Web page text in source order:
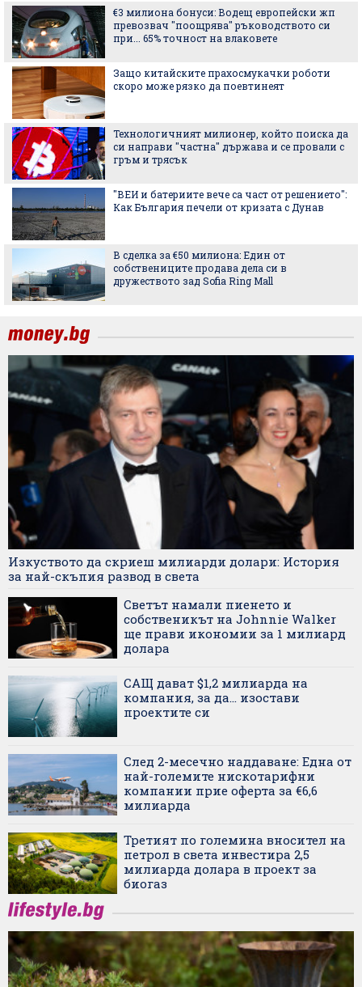
€3 милиона бонуси: Водещ европейски жп
превозвач "поощрява" ръководството си
при... 65% точност на влаковете
Защо китайските прахосмукачки роботи
скоро може рязко да поевтинеят
Технологичният милионер, който поиска да
си направи "частна" държава и се провали с
гръм и трясък
"ВЕИ и батериите вече са част от решението":
Как България печели от кризата с Дунав
В сделка за €50 милиона: Един от
собствениците продава дела си в
дружеството зад Sofia Ring Mall
Изкуството да скриеш милиарди долари: История
за най-скъпия развод в света
Светът намали пиенето и
собственикът на Johnnie Walker
ще прави икономии за 1 милиард
долара
САЩ дават $1,2 милиарда на
компания, за да... изостави
проектите си
След 2-месечно наддаване: Една от
най-големите нискотарифни
компании прие оферта за €6,6
милиарда
Третият по големина вносител на
петрол в света инвестира 2,5
милиарда долара в проект за
биогаз